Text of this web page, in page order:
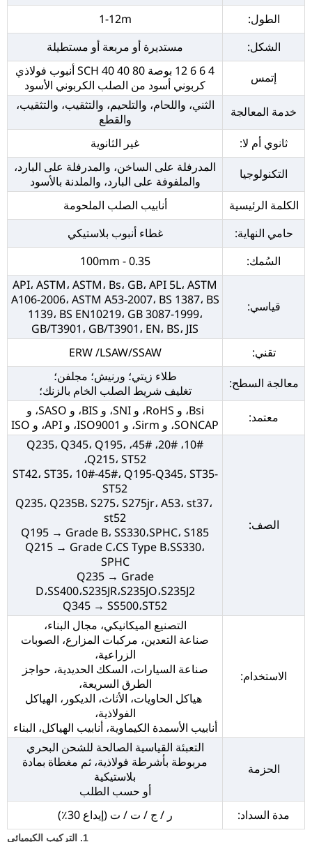
الطول:
1-12m
الشكل:
مستديرة أو مربعة أو مستطيلة
إتمس
4 6 6 12 بوصة SCH 40 40 80 أنبوب فولاذي
كربوني أسود من الصلب الكربوني الأسود
خدمة المعالجة
الثني، واللحام، والتلحيم، والتثقيب، والتثقيب،
والقطع
ثانوي أم لا:
غير الثانوية
التكنولوجيا
المدرفلة على الساخن، والمدرفلة على البارد،
والملفوفة على البارد، والملدنة بالأسود
الكلمة الرئيسية
أنابيب الصلب الملحومة
حامي النهاية:
غطاء أنبوب بلاستيكي
السُمك:
0.35 - 100mm
قياسي:
API، ASTM، ASTM، Bs، GB، API 5L، ASTM
A106-2006، ASTM A53-2007، BS 1387، BS
1139، BS EN10219، GB 3087-1999،
GB/T3901، GB/T3901، EN، BS، JIS
تقني:
ERW /LSAW/SSAW
معالجة السطح:
طلاء زيتي؛ ورنيش؛ مجلفن؛
تغليف شريط الصلب الخام بالزنك؛
معتمد:
Bsi، و RoHS، و SNI، و BIS، و SASO، و
SONCAP، و Sirm، و ISO9001، و API، و ISO
الصف:
10#، 20#، 45#، Q235، Q345، Q195،
Q215، ST52،
ST42، ST35، 10#-45#، Q195-Q345، ST35-
ST52
Q235، Q235B، S275، S275jr، A53، st37،
st52
Q195 → Grade B، SS330،SPHC، S185
Q215 → Grade C،CS Type B،SS330،
SPHC
Q235 → Grade
D،SS400،S235JR،S235JO،S235J2
Q345 → SS500،ST52
الاستخدام:
التصنيع الميكانيكي، مجال البناء،
صناعة التعدين، مركبات المزارع، الصوبات
الزراعية،
صناعة السيارات، السكك الحديدية، حواجز
الطرق السريعة،
هياكل الحاويات، الأثاث، الديكور، الهياكل
الفولاذية،
أنابيب الأسمدة الكيماوية، أنابيب الهياكل، البناء
الحزمة
التعبئة القياسية الصالحة للشحن البحري
مربوطة بأشرطة فولاذية، ثم مغطاة بمادة
بلاستيكية
أو حسب الطلب
مدة السداد:
ر / ج / ت / ت (إيداع 30٪)
1. التركيب الكيميائي